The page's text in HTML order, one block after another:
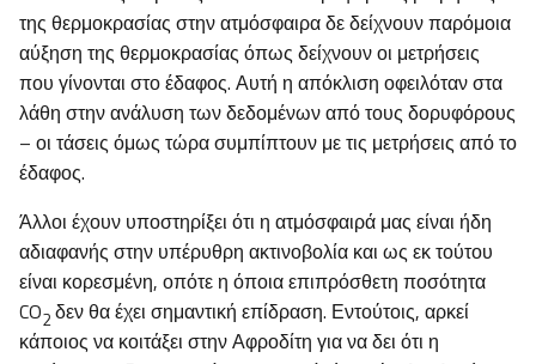
της θερμοκρασίας στην ατμόσφαιρα δε δείχνουν παρόμοια
αύξηση της θερμοκρασίας όπως δείχνουν οι μετρήσεις
που γίνονται στο έδαφος. Αυτή η απόκλιση οφειλόταν στα
λάθη στην ανάλυση των δεδομένων από τους δορυφόρους
– οι τάσεις όμως τώρα συμπίπτουν με τις μετρήσεις από το
έδαφος.
Άλλοι έχουν υποστηρίξει ότι η ατμόσφαιρά μας είναι ήδη
αδιαφανής στην υπέρυθρη ακτινοβολία και ως εκ τούτου
είναι κορεσμένη, οπότε η όποια επιπρόσθετη ποσότητα
CO2 δεν θα έχει σημαντική επίδραση. Εντούτοις, αρκεί
κάποιος να κοιτάξει στην Αφροδίτη για να δει ότι η